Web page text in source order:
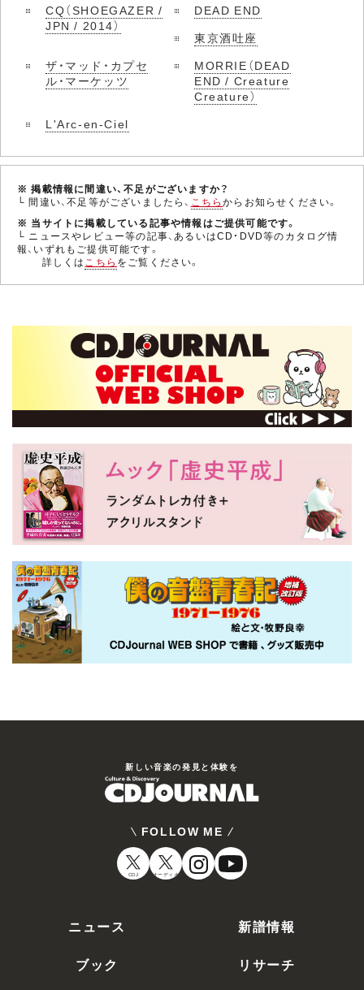
CQ（SHOEGAZER /
JPN / 2014）
DEAD END
東京酒吐座
ザ・マッド・カプセ
ル・マーケッツ
MORRIE（DEAD
END / Creature
Creature）
L'Arc-en-Ciel
※ 掲載情報に間違い、不足がございますか？
└ 間違い、不足等がございましたら、 こちらからお知らせください。
※ 当サイトに掲載している記事や情報はご提供可能です。
└ ニュースやレビュー等の記事、あるいはCD・DVD等のカタログ情
報、いずれもご提供可能です。
詳しくは こちら をご覧ください。
新しい⾳楽の発⾒と体験を
FOLLOW ME
CDJ オーディオ
ニュース
新譜情報
ブック
リサーチ